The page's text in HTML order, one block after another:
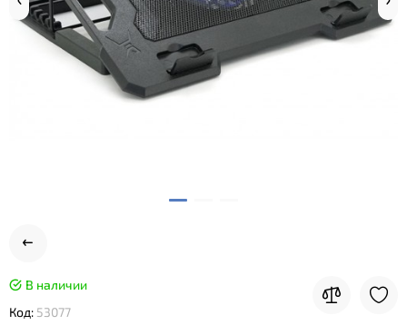
В наличии
Код: 53077